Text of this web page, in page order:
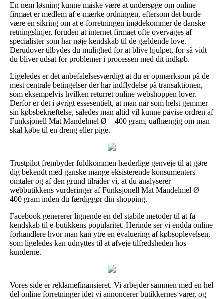
En nem løsning kunne måske være at undersøge om online
firmaet er medlem af e-mærke ordningen, eftersom det burde
være en sikring om at e-forretningen imødekommer de danske
retningslinjer, foruden at internet firmaet ofte overvåges af
specialister som har nøje kendskab til de gældende love.
Derudover tilbydes du mulighed for at blive hjulpet, for så vidt
du bliver udsat for problemer i processen med dit indkøb.
Ligeledes er det anbefalelsesværdigt at du er opmærksom på de
mest centrale betingelser der har indflydelse på transaktionen,
som eksempelvis hvilken returret online webshoppen lover.
Derfor er det i øvrigt essesentielt, at man når som helst gemmer
sin købsbekræftelse, således man altid vil kunne påvise ordren af
Funksjonell Mat Mandelmel Ø – 400 gram, uafhængig om man
skal købe til en dreng eller pige.
Trustpilot frembyder fuldkommen hæderlige genveje til at gøre
dig bekendt med ganske mange eksisterende konsumenters
omtaler og af den grund tilråder vi, at du analyserer
webbutikkens vurderinger af Funksjonell Mat Mandelmel Ø –
400 gram inden du færdiggør din shopping.
Facebook genererer lignende en del stabile metoder til at få
kendskab til e-butikkens popularitet. Herinde ser vi endda online
forhandlere hvor man kan ytre en evaluering af købsoplevelsen,
som ligeledes kan udnyttes til at afveje tilfredsheden hos
kunderne.
Vores side er reklamefinansieret. Vi arbejder sammen med en hel
del online forretninger idet vi annoncerer butikkernes varer, og